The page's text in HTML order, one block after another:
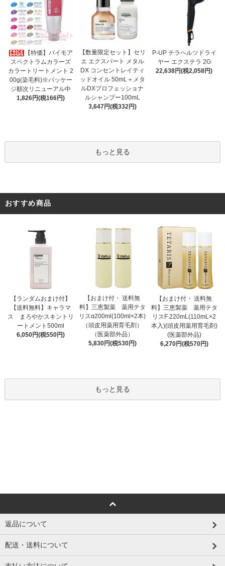
【特価】パイモア
スペクトラムカラーズ
カラートリートメント 2
00g(染毛料)※パッケー
ジ順次リニューアル中
1,826円(税166円)
【数量限定セット】セリ
エ エクスパート メタル
DX コンセントレイティ
ッドオイル 50mL＋メタ
ルDXプロフェッショナ
ルシャンプー100mL
3,647円(税332円)
P-UP テラヘルツドライ
ヤー エクステラ 2G
22,638円(税2,058円)
もっと見る
おすすめ商品
【ランダムおまけ付】
【送料無料】キャラマ
ス まろやかスキントリ
ートメント500ml
6,050円(税550円)
【おまけ付・ 送料無
料】三恵製薬 薬用テタ
リスα200ml(100ml×2本)
（頭皮用薬用育毛剤）
（医薬部外品）
5,830円(税530円)
【おまけ付・ 送料無
料】三恵製薬 薬用テタ
リスF 220mL(110mL×2
本入)(頭皮用薬用育毛剤)
(医薬部外品)
6,270円(税570円)
もっと見る
返品について
配送・送料について